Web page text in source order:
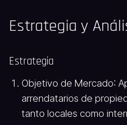
Estrategia y
Estrategia
Objetivo de Mercado:
arrendatarios de
tanto locales como